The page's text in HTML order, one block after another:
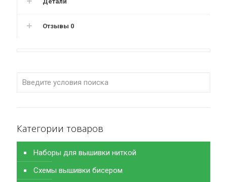
Отзывы 0
Категории товаров
Наборы для вышивки ниткой
Схемы вышивки бисером